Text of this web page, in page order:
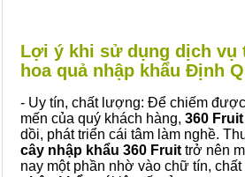
Lợi ý khi sử dụng dịch vụ
hoa quả nhập khẩu Định
- Uy tín, chất lượng: Để chiếm
mến của quý khách hàng, 360 Fruit
dồi, phát triển cái tâm làm nghề.
cây nhập khẩu 360 Fruit trở nên
nay một phần nhờ vào chữ tín,